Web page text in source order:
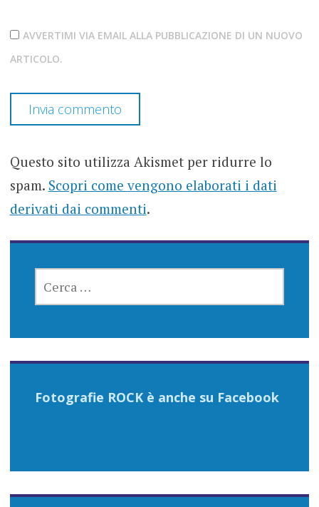
AVVERTIMI VIA EMAIL ALLA PUBBLICAZIONE DI UN NUOVO
ARTICOLO.
Questo sito utilizza Akismet per ridurre lo
spam. Scopri come vengono elaborati i dati
derivati dai commenti.
PER:
Fotografie ROCK è anche su Facebook